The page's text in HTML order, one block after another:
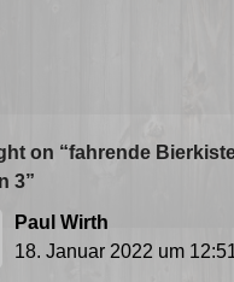
on “fahrende
3”
Paul Wirth
18. Januar 2022 um